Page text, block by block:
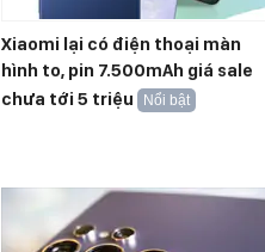
Xiaomi lại có điện thoại màn
hình to, pin 7.500mAh giá sale
chưa tới 5 triệu
Nổi bật